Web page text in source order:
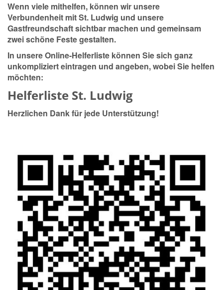
Wenn viele mithelfen, können wir unsere
Verbundenheit mit St. Ludwig und unsere
Gastfreundschaft sichtbar machen und gemeinsam
zwei schöne Feste gestalten.
In unsere Online-Helferliste können Sie sich ganz
unkompliziert eintragen und angeben, wobei Sie helfen
möchten:
Helferliste St. Ludwig
Herzlichen Dank für jede Unterstützung!